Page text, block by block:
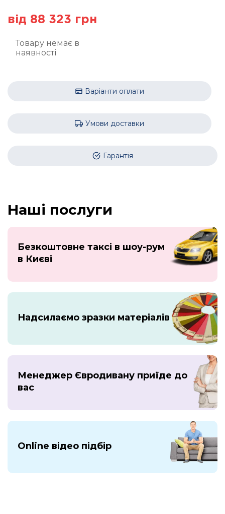
від 88 323 грн
Товару немає в
наявності
Варіанти оплати
Умови доставки
Гарантія
Наші послуги
Безкоштовне таксі в шоу-рум
в Києві
Надсилаємо зразки матеріалів
Менеджер Євродивану приїде до
вас
Online відео підбір